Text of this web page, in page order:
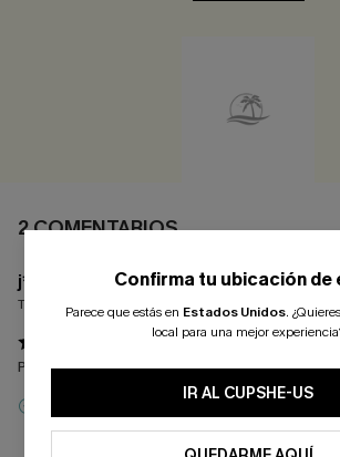
2 COMENTARIOS
j****
Tamaño comprado:
M
Precioso
Confirma tu ubicación de
Parece que estás en Estados Unidos.
local para una mejor
IR AL CUPSHE-US